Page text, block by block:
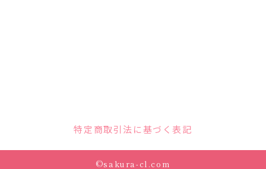
特定商取引法に基づく表記
©sakura-cl.com